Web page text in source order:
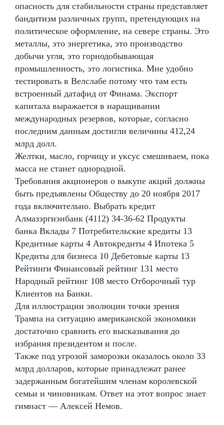
опасность для стабильности страны представляет
бандитизм различных групп, претендующих на
политическое оформление, на севере страны. Это
металлы, это энергетика, это производство
добычи угля, это горнодобывающая
промышленность, это логистика. Мне удобно
тестировать в Велслабе потому что там есть
встроенный датафид от Финама. Экспорт
капитала выражается в наращивании
международных резервов, которые, согласно
последним данным достигли величины 412,24
млрд долл.
Желтки, масло, горчицу и уксус смешиваем, пока
масса не станет однородной.
Требования акционеров о выкупе акций должны
быть предъявлены Обществу до 20 ноября 2017
года включительно. Выбрать кредит
Алмазэргиэнбанк (4112) 34-36-62 Продукты
банка Вклады 7 Потребительские кредиты 13
Кредитные карты 4 Автокредиты 4 Ипотека 5
Кредиты для бизнеса 10 Дебетовые карты 13
Рейтинги Финансовый рейтинг 131 место
Народный рейтинг 108 место Отборочный тур
Клиентов на Банки.
Для иллюстрации эволюции точки зрения
Трампа на ситуацию американской экономики
достаточно сравнить его высказывания до
избрания президентом и после.
Также под угрозой заморозки оказалось около 33
млрд долларов, которые принадлежат ранее
задержанным богатейшим членам королевской
семьи и чиновникам. Ответ на этот вопрос знает
гимнаст — Алексей Немов.